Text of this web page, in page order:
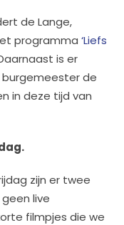
de Lange,
programma‘Liefs
is er
burgemeester de
in deze tijd van
zijn er twee
live
filmpjes die we